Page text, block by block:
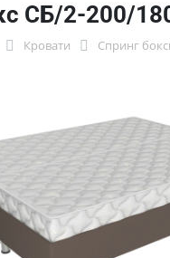
СБ/2-200/
Кровати Спринг